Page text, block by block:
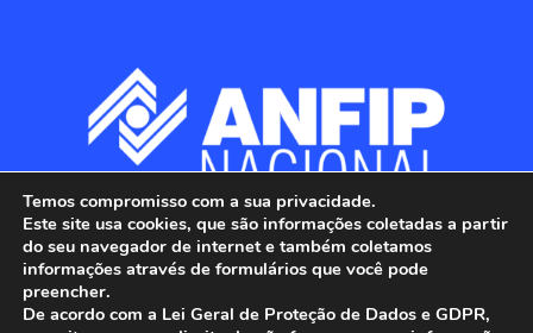
Temos compromisso com a sua privacidade.
Este site usa cookies, que são informações coletadas a partir
do seu navegador de internet e também coletamos
informações através de formulários que você pode
preencher.
De acordo com a Lei Geral de Proteção de Dados e GDPR,